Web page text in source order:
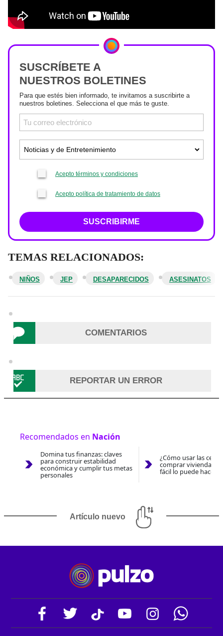
SUSCRÍBETE A
NUESTROS BOLETINES
Para que estés bien informado, te invitamos a suscribirte a
nuestros boletines. Selecciona el que más te guste.
Acepto términos y condiciones
Acepto política de tratamiento de datos
SUSCRIBIRME
TEMAS RELACIONADOS:
NIÑOS JEP DESAPARECIDOS ASESINATOS
COMENTARIOS
REPORTAR UN ERROR
Recomendados en Nación
Domina tus finanzas: claves
para construir estabilidad
económica y cumplir tus metas
personales
¿Cómo usar las
comprar vivienda
fácil lo puede hacer
Artículo nuevo